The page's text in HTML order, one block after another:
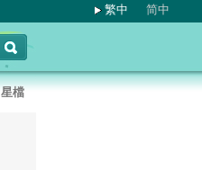
繁中 简中
星檔